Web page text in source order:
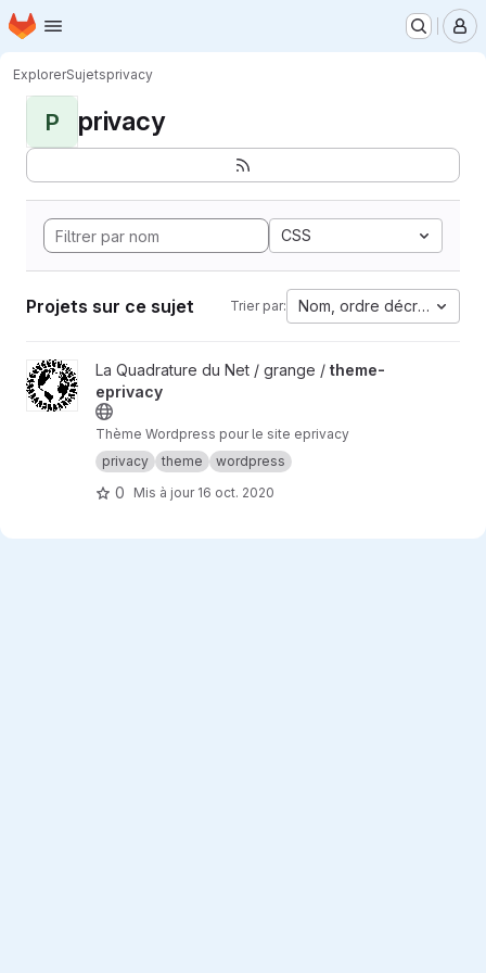
Passer au contenu principal
Page d'accueil
ExplorerSujetsprivacy
P privacy
CSS
Projets sur ce sujet Trier par: Nom, ordre décroissant
Afficher le projet theme-eprivacy
La Quadrature du Net / grange / theme-
eprivacy
Thème Wordpress pour le site eprivacy
privacy
theme wordpress
0 Mis à jour 16 oct. 2020